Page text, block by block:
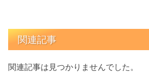
関連記事
関連記事は見つかりませんでした。